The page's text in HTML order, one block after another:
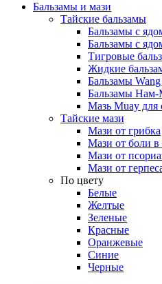
Бальзамы и мази
Тайские бальзамы
Бальзамы с
Бальзамы с
Тигровые
Жидкие
Бальзамы
Бальзамы
Мазь Muay для
Тайские мази
Мази от грибка
Мази от боли в
Мази от
Мази от
По цвету
Белые
Желтые
Зеленые
Красные
Оранжевые
Синие
Черные